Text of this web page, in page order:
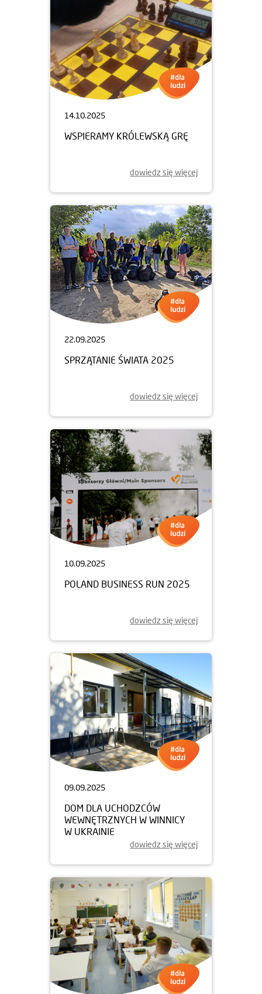
14.10.2025
WSPIERAMY KRÓLEWSKĄ GRĘ
dowiedz się więcej
22.09.2025
SPRZĄTANIE ŚWIATA 2025
dowiedz się więcej
10.09.2025
POLAND BUSINESS RUN 2025
dowiedz się więcej
09.09.2025
DOM DLA UCHODZCÓW
WEWNĘTRZNYCH W WINNICY
W UKRAINIE
dowiedz się więcej